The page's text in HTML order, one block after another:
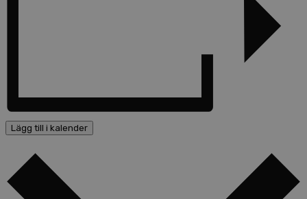
Lägg till i kalender